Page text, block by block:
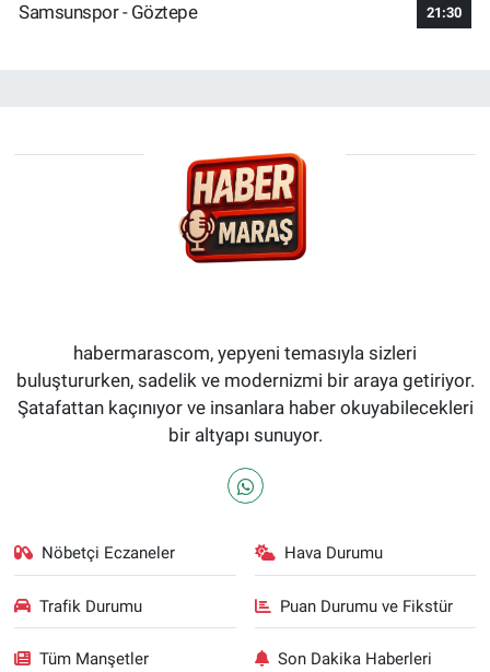
Samsunspor - Göztepe
21:30
habermarascom, yepyeni temasıyla sizleri
buluştururken, sadelik ve modernizmi bir araya getiriyor.
Şatafattan kaçınıyor ve insanlara haber okuyabilecekleri
bir altyapı sunuyor.
Nöbetçi Eczaneler Hava Durumu
Trafik Durumu Puan Durumu ve Fikstür
Tüm Manşetler Son Dakika Haberleri